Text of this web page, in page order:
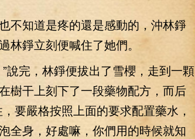
知道是疼的還是感動的，沖林錚
林錚立刻便喊住了她們。
完，林錚便拔出了雪櫻，走到一顆
樹干上刻下了一段藥物配方，而后
要嚴格按照上面的要求配置藥水，
全身，好處嘛，你們用的時候就知